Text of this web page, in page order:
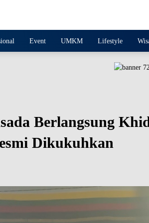
Event UMKM Lifestyle
Berlangsung
Dikukuhkan